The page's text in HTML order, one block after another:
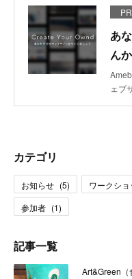
PR
あ
んか
ェブ
カテゴリ
お知らせ (5) ワークシ
参加者 (1)
記事一覧
Art&Green（